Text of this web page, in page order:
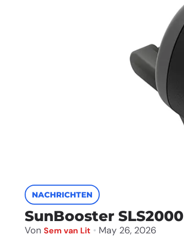
NACHRICHTEN
SunBooster SLS2000
Von Sem van Lit • May 26, 2026